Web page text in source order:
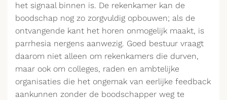
het signaal binnen is. De rekenkamer kan de
boodschap nog zo zorgvuldig opbouwen; als de
ontvangende kant het horen onmogelijk maakt, is
parrhesia nergens aanwezig. Goed bestuur vraagt
daarom niet alleen om rekenkamers die durven,
maar ook om colleges, raden en ambtelijke
organisaties die het ongemak van eerlijke feedback
aankunnen zonder de boodschapper weg te